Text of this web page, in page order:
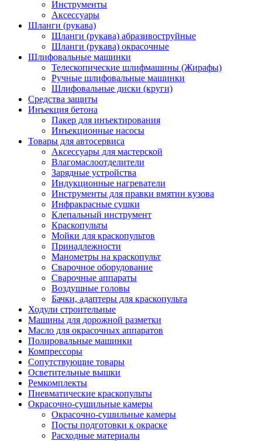
Инструменты
Аксессуары
Шланги (рукава)
Шланги (рукава) абразивоструйные
Шланги (рукава) окрасочные
Шлифовальные машинки
Телескопические шлифмашины (Жирафы)
Ручные шлифовальные машинки
Шлифовальные диски (круги)
Средства защиты
Инъекция бетона
Пакер для инъектирования
Инъекционные насосы
Товары для автосервиса
Аксессуары для мастерской
Влагомаслоотделители
Зарядные устройства
Индукционные нагреватели
Инструменты для правки вмятин кузова
Инфракрасные сушки
Клепальный инструмент
Краскопульты
Мойки для краскопультов
Принадлежности
Манометры на краскопульт
Сварочное оборудование
Сварочные аппараты
Воздушные головы
Бачки, адаптеры для краскопульта
Ходули строительные
Машины для дорожной разметки
Масло для окрасочных аппаратов
Полировальные машинки
Компрессоры
Сопутствующие товары
Осветительные вышки
Ремкомплекты
Пневматические краскопульты
Окрасочно-сушильные камеры
Окрасочно-сушильные камеры
Посты подготовки к окраске
Расходные материалы